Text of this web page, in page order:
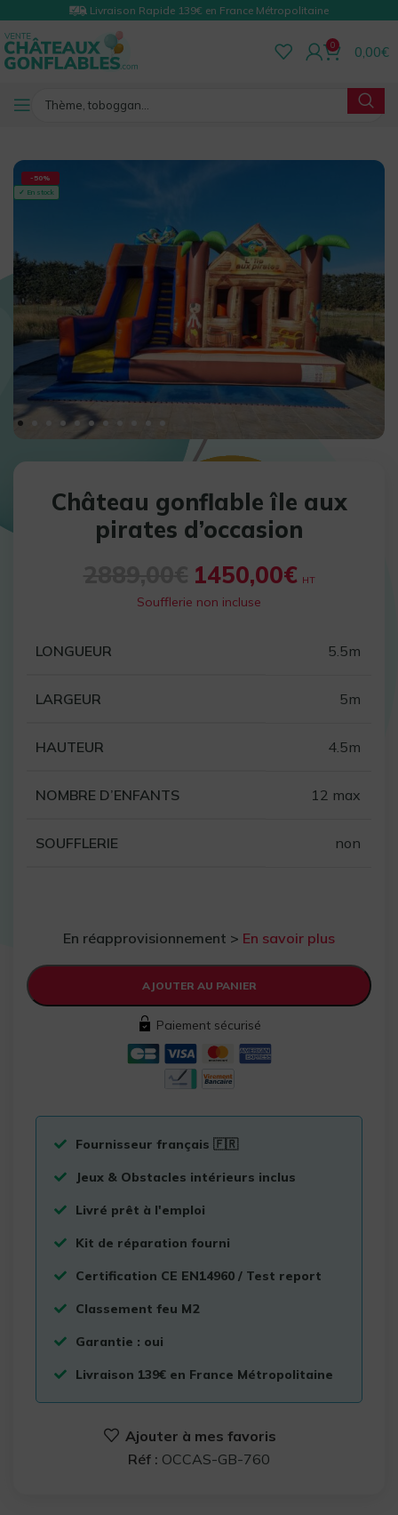
Livraison Rapide 139€ en France Métropolitaine
0 0,00€
-50%
✓ En stock
Château gonflable île aux
pirates d’occasion
1450,00€ HT
Soufflerie non incluse
LONGUEUR 5.5m
LARGEUR 5m
HAUTEUR 4.5m
NOMBRE D’ENFANTS 12 max
SOUFFLERIE non
En réapprovisionnement > En savoir plus
AJOUTER AU PANIER
Paiement sécurisé
Fournisseur français 🇫🇷
Jeux & Obstacles intérieurs inclus
Livré prêt à l'emploi
Kit de réparation fourni
Certification CE EN14960 / Test report
Classement feu M2
Garantie : oui
Livraison 139€ en France Métropolitaine
Ajouter à mes favoris
Réf : OCCAS-GB-760